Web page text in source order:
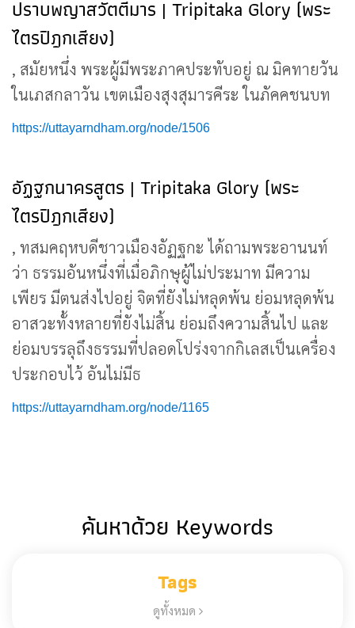
ปราบพญาสวัตตีมาร | Tripitaka Glory (พระ
ไตรปิฎกเสียง)
, สมัยหนึ่ง พระผู้มีพระภาคประทับอยู่ ณ มิคทายวัน
ในเภสกลาวัน เขตเมืองสุงสุมารคีระ ในภัคคชนบท
https://uttayarndham.org/node/1506
อัฏฐกนาครสูตร | Tripitaka Glory (พระ
ไตรปิฎกเสียง)
, ทสมคฤหบดีชาวเมืองอัฏฐกะ ได้ถามพระอานนท์
ว่า ธรรมอันหนึ่งที่เมื่อภิกษุผู้ไม่ประมาท มีความ
เพียร มีตนส่งไปอยู่ จิตที่ยังไม่หลุดพ้น ย่อมหลุดพ้น
อาสวะทั้งหลายที่ยังไม่สิ้น ย่อมถึงความสิ้นไป และ
ย่อมบรรลุถึงธรรมที่ปลอดโปร่งจากกิเลสเป็นเครื่อง
ประกอบไว้ อันไม่มีธ
https://uttayarndham.org/node/1165
ค้นหาด้วย Keywords
Tags
ดูทั้งหมด